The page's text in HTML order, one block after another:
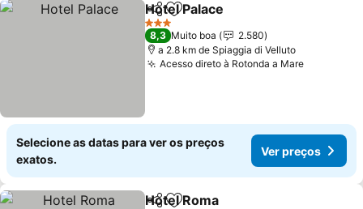
PartilharAdicionar aos favoritos
Hotel Palace
3 Estrelas
8,3 Muito boa
2.580
a 2.8 km de Spiaggia di Velluto
Acesso direto à Rotonda a Mare
Selecione as datas para ver os preços
exatos.
Ver preços
Hotel Roma